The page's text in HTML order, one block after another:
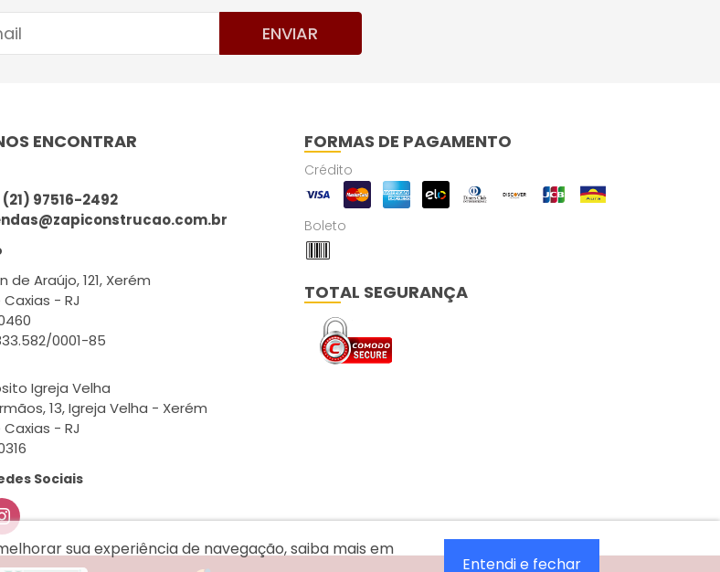
ENVIAR
ENCONTRAR
(21) 97516-2492
de Araújo, 121, Xerém
- RJ
0001-85
Igreja Velha
13, Igreja Velha - Xerém
- RJ
Sociais
FORMAS DE PAGAMENTO
Crédito
Boleto
TOTAL SEGURANÇA
sua experiência de navegação, saiba mais em
Entendi e fechar